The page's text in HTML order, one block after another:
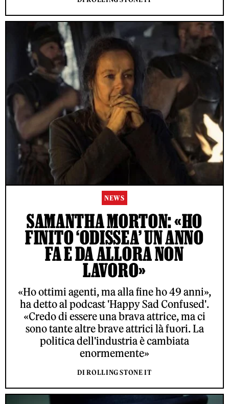
NEWS
SAMANTHA MORTON: «HO
FINITO ‘ODISSEA’ UN ANNO
FA E DA ALLORA NON
LAVORO»
«Ho ottimi agenti, ma alla fine ho 49 anni»,
ha detto al podcast 'Happy Sad Confused'.
«Credo di essere una brava attrice, ma ci
sono tante altre brave attrici là fuori. La
politica dell'industria è cambiata
enormemente»
DI ROLLING STONE IT